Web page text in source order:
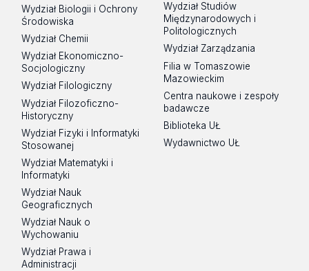
Wydział Biologii i Ochrony
Środowiska
Wydział Chemii
Wydział Ekonomiczno-
Socjologiczny
Wydział Filologiczny
Wydział Filozoficzno-
Historyczny
Wydział Fizyki i Informatyki
Stosowanej
Wydział Matematyki i
Informatyki
Wydział Nauk
Geograficznych
Wydział Nauk o
Wychowaniu
Wydział Prawa i
Administracji
Wydział Studiów
Międzynarodowych i
Politologicznych
Wydział Zarządzania
Filia w Tomaszowie
Mazowieckim
Centra naukowe i zespoły
badawcze
Biblioteka UŁ
Wydawnictwo UŁ